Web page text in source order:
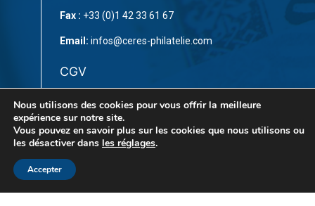
Fax : +33 (0)1 42 33 61 67
Email: infos@ceres-philatelie.com
CGV
Mentions légales
Contact
© Copyright 2023 parCÉRÈS Philatélie. Tous droits
Nous utilisons des cookies pour vous offrir la meilleure
expérience sur notre site.
Vous pouvez en savoir plus sur les cookies que nous utilisons ou
les désactiver dans les réglages.
Accepter